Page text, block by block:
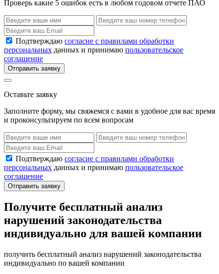
Проверь какие 5 ошибок есть в любом годовом отчете ПАО
Подтверждаю согласие с правилами обработки
персональных данных и принимаю пользовательское
соглашение
Отправить заявку
Оставьте заявку
Заполните форму, мы свяжемся с вами в удобное для вас время
и проконсультируем по всем вопросам
Подтверждаю согласие с правилами обработки
персональных данных и принимаю пользовательское
соглашение
Отправить заявку
Получите бесплатный анализ
нарушений законодательства
индивидуально для вашей компании
получить бесплатный анализ нарушений законодательства
индивидуально по вашей компании